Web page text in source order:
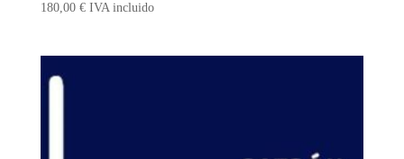
180,00 € IVA incluido